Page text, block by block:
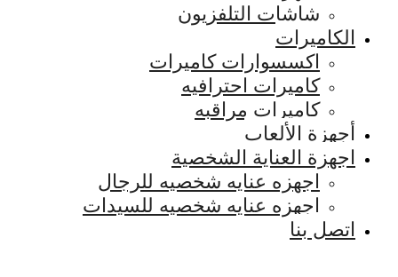
شاشات التلفزيون
الكاميرات
اكسسوارات كاميرات
كاميرات احترافيه
كاميرات مراقبه
أجهزة الألعاب
اجهزة العناية الشخصية
اجهزه عنايه شخصيه للرجال
اجهزه عنايه شخصيه للسيدات
اتصل بنا